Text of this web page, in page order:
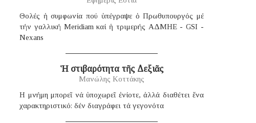
Θολές ἡ συμφωνία πού ὑπέγραψε ὁ Πρωθυπουργός μέ
τήν γαλλική Μeridiam καί ἡ τριμερής ΑΔΜΗΕ - GSI -
Nexans
Ἡ στιβαρότητα τῆς Δεξιᾶς
Μανώλης Κοττάκης
H μνήμη μπορεῖ νά ὑποχωρεῖ ἐνίοτε, ἀλλά διαθέτει ἕνα
χαρακτηριστικό: δέν διαγράφει τά γεγονότα